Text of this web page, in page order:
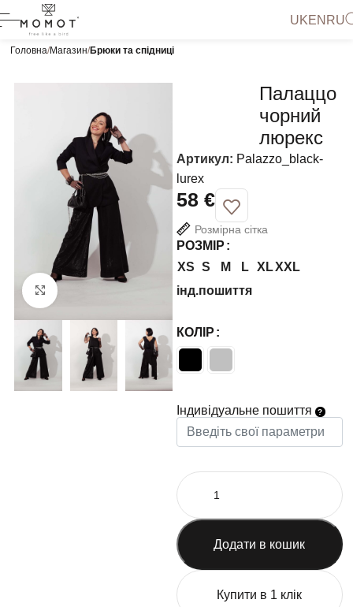
UKEN RU
Головна Магазин Брюки та спідниці
Натисніть, щоб збільшити
Палаццо
чорний
люрекс
Артикул: Palazzo_black-
lurex
€
Розмірна сітка
РОЗМІР
XS S M L XLXXL
інд.пошиття
КОЛІР
Індивідуальне пошиття
Додати в кошик
Купити в 1 клік